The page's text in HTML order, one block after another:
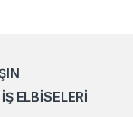
ELBİSELERİ